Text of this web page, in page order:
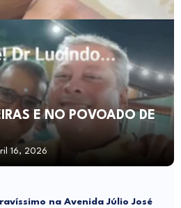
E NO POVOADO DE
16, 2026
na Avenida Júlio José